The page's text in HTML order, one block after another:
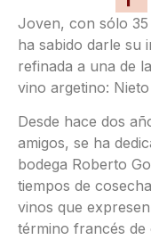
Joven, con sólo
ha sabido darle su
refinada a una de
vino argetino:
Desde hace dos
amigos, se ha
bodega Roberto
tiempos de
vinos que
término francés de